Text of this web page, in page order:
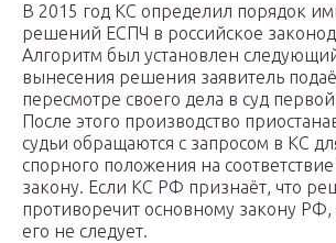
В 2015 год КС определил порядок
решений ЕСПЧ в российское
Алгоритм был установлен
вынесения решения заявитель
пересмотре своего дела в суд
После этого производство
судьи обращаются с запросом в КС
спорного положения на
закону. Если КС РФ признаёт, что
противоречит основному закону РФ,
его не следует.